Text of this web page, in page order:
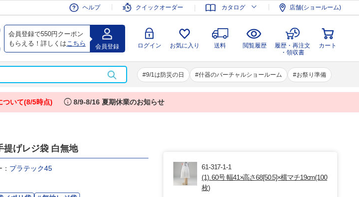
ヘルプ クイックオーダー カタログ 店舗(ショールーム)
会員登録で550円クーポン
もらえる！詳しくは こちら 会員登録 ログイン お気に入り 送料 閲覧履歴
履歴・再注文
・領収書
カート
9/1は防災の日 什器のバーチャルショールーム お祭り準備
会員登録 ログイン お気に入り 送料 閲覧履歴
履歴・再注文
・領収書
カート
ついて(8/5時点) info 8/9-8/16 夏期休業のお知らせ
提げレジ袋 白無地
プラテック45
61-317-1-1
(1). 60号 幅41×高さ68[50.5]×横マチ19cm(100
枚)